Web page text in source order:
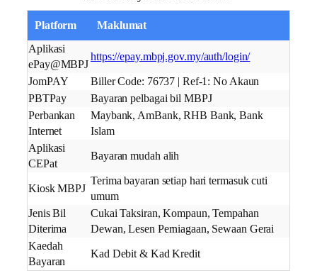
Platform
Maklumat
Aplikasi
ePay@MBPJ
https://epay.mbpj.gov.my/auth/login/
JomPAY
Biller Code: 76737 | Ref-1: No Akaun
PBTPay
Bayaran pelbagai bil MBPJ
Perbankan
Internet
Maybank, AmBank, RHB Bank, Bank
Islam
Aplikasi
CEPat
Bayaran mudah alih
Kiosk MBPJ
Terima bayaran setiap hari termasuk cuti
umum
Jenis Bil
Diterima
Cukai Taksiran, Kompaun, Tempahan
Dewan, Lesen Perniagaan, Sewaan Gerai
Kaedah
Bayaran
Kad Debit & Kad Kredit